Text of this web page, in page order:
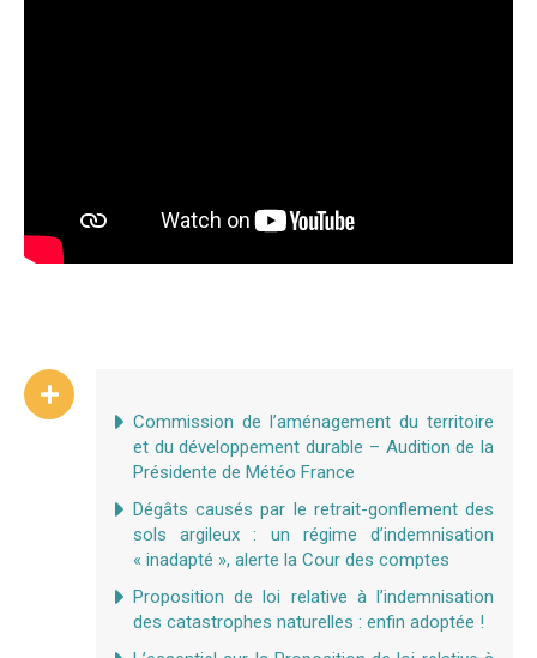
Commission de l’aménagement du territoire
et du développement durable – Audition de la
Présidente de Météo France
Dégâts causés par le retrait-gonflement des
sols argileux : un régime d’indemnisation
« inadapté », alerte la Cour des comptes
Proposition de loi relative à l’indemnisation
des catastrophes naturelles : enfin adoptée !